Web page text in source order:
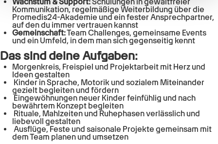
gesammelt haben.
Kommunikation, regelmäßige Weiterbildung über die
Promedis24-Akademie und ein fester Ansprechpartner,
auf den du immer vertrauen kannst
Gemeinschaft:Team Challenges, gemeinsame Events
und ein Umfeld, in dem man sich gegenseitig kennt
Das sind deine Aufgaben:
Morgenkreis, Freispiel und Projektarbeit mit Herz und
Ideen gestalten
Kinder in Sprache, Motorik und sozialem Miteinander
gezielt begleiten und fördern
Eingewöhnungen neuer Kinder feinfühlig und nach
bewährtem Konzept begleiten
Rituale, Mahlzeiten und Ruhephasen verlässlich und
liebevoll gestalten
Ausflüge, Feste und saisonale Projekte gemeinsam mit
dem Team planen und umsetzen